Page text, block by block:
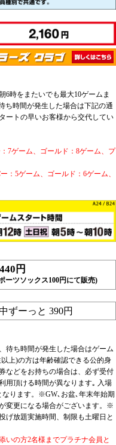
時をまたいでも最大10ゲームま
ち時間が発生した場合は下記の通
ートの早いお客様から交代してい
7ゲーム、ゴールド：8ゲーム、プ
：5ゲーム、ゴールド：6ゲーム、
円
ーツソックス100円にて販売)
ずーっと 390円
待ち時間が発生した場合はゲーム
上)の方は年齢確認できる公的身
などをお持ちの場合は、必ず受付
用頂ける時間が異なります｡ 入場
ります。※GW､お盆､年末年始期
変更になる場合がございます。※
げ放題実施時間、制限も土曜日と
いの方2名様までプラチナ会員と